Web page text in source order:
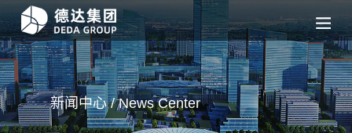
新闻中心 / NewsCenter